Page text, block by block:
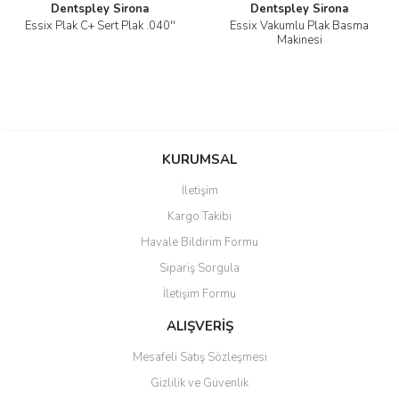
Dentspley Sirona
Essix Plak C+ Sert Plak .040''
Dentspley Sirona
Essix Vakumlu Plak Basma
Makinesi
KURUMSAL
İletişim
Kargo Takibi
Havale Bildirim Formu
Sipariş Sorgula
İletişim Formu
ALIŞVERİŞ
Mesafeli Satış Sözleşmesi
Gizlilik ve Güvenlik